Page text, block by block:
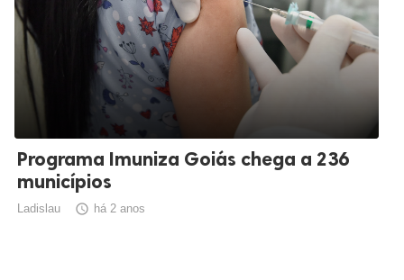
Programa Imuniza Goiás chega a 236
municípios
Ladislau  há 2 anos